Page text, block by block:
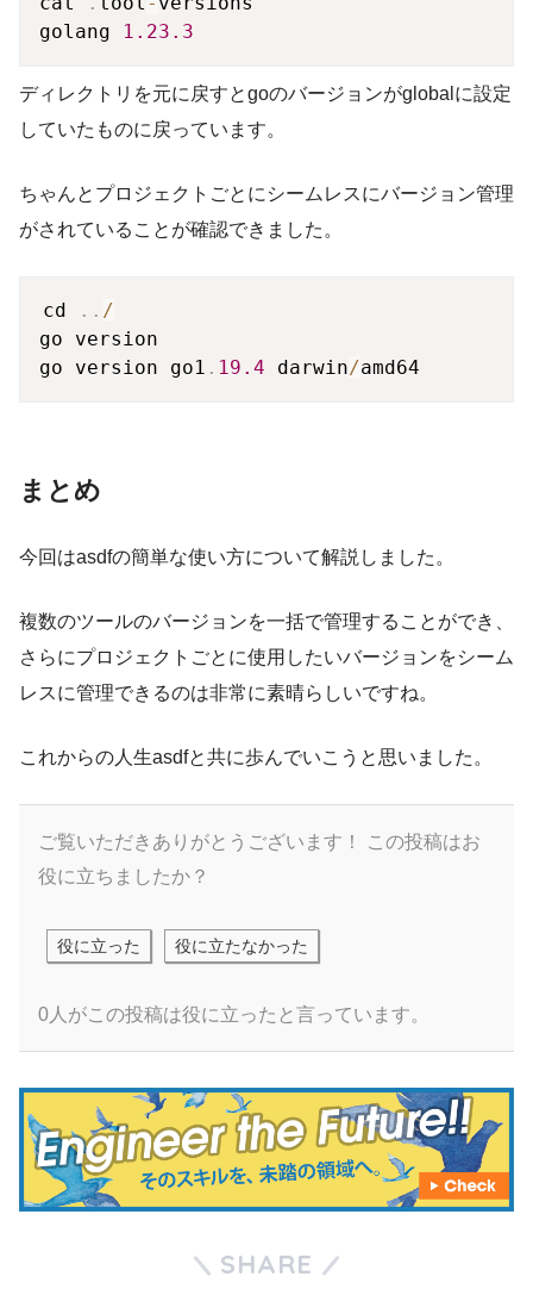
golang
1.23 .3
ディレクトリを元に戻すとgoのバージョンがglobalに設定
していたものに戻っています。
ちゃんとプロジェクトごとにシームレスにバージョン管理
がされていることが確認できました。
cd . . /
go version
go version go1 . 19.4 darwin/
まとめ
今回はasdfの簡単な使い方について解説しました。
複数のツールのバージョンを一括で管理することができ、
さらにプロジェクトごとに使用したいバージョンをシーム
レスに管理できるのは非常に素晴らしいですね。
これからの人生asdfと共に歩んでいこうと思いました。
ご覧いただきありがとうございます！
この投稿はお
役に立ちましたか？
役に立った 役に立たなかった
0人がこの投稿は役に立ったと言っています。
SHARE